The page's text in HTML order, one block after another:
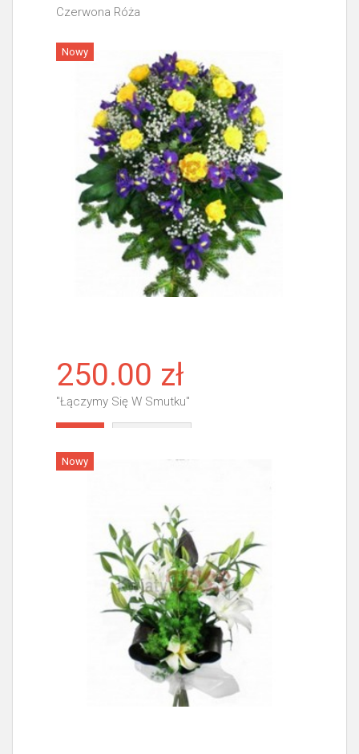
Czerwona Róża
Więcej
Nowy
250.00 zł
"Łączymy Się W Smutku"
Nowy